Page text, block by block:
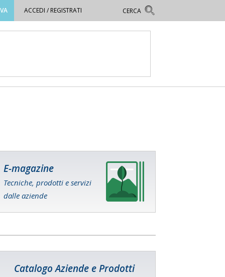
ACCEDI / REGISTRATI
E-magazine
Tecniche, prodotti e servizi
dalle aziende
Catalogo Aziende e Prodotti